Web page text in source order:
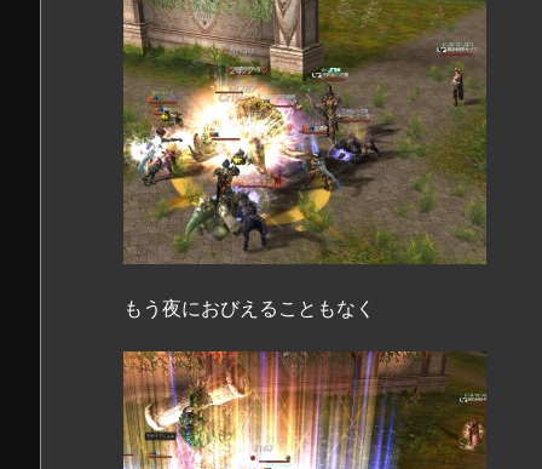
もう夜におびえることもなく